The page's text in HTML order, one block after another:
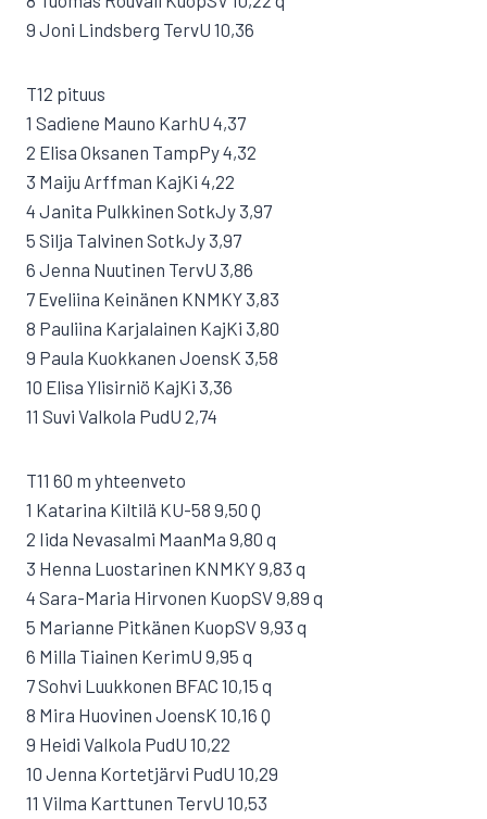
9 Joni Lindsberg TervU 10,36
T12 pituus
1 Sadiene Mauno KarhU 4,37
2 Elisa Oksanen TampPy 4,32
3 Maiju Arffman KajKi 4,22
4 Janita Pulkkinen SotkJy 3,97
5 Silja Talvinen SotkJy 3,97
6 Jenna Nuutinen TervU 3,86
7 Eveliina Keinänen KNMKY 3,83
8 Pauliina Karjalainen KajKi 3,80
9 Paula Kuokkanen JoensK 3,58
10 Elisa Ylisirniö KajKi 3,36
11 Suvi Valkola PudU 2,74
T11 60 m yhteenveto
1 Katarina Kiltilä KU-58 9,50 Q
2 Iida Nevasalmi MaanMa 9,80 q
3 Henna Luostarinen KNMKY 9,83 q
4 Sara-Maria Hirvonen KuopSV 9,89 q
5 Marianne Pitkänen KuopSV 9,93 q
6 Milla Tiainen KerimU 9,95 q
7 Sohvi Luukkonen BFAC 10,15 q
8 Mira Huovinen JoensK 10,16 Q
9 Heidi Valkola PudU 10,22
10 Jenna Kortetjärvi PudU 10,29
11 Vilma Karttunen TervU 10,53